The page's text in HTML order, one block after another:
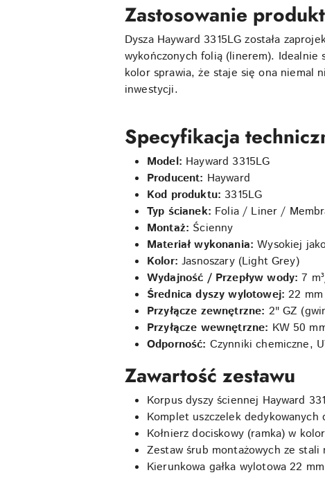
Zastosowanie
Dysza Hayward 3315LG została
wykończonych folią (linerem). Idealnie
kolor sprawia, że staje się ona niemal
inwestycji.
Specyfikacja
Model: Hayward 3315LG
Producent: Hayward
Kod produktu: 3315LG
Typ ścianek: Folia / Liner /
Montaż: Ścienny
Materiał wykonania: Wysokiej
Kolor: Jasnoszary (Light Grey)
Wydajność / Przepływ wody: 7
Średnica dyszy wylotowej: 22 mm
Przyłącze zewnętrzne: 2" GZ
Przyłącze wewnętrzne: KW 50
Odporność: Czynniki chemiczne,
Zawartość zestawu
Korpus dyszy ściennej Hayward
Komplet uszczelek dedykowanych
Kołnierz dociskowy (ramka) w
Zestaw śrub montażowych ze stali
Kierunkowa gałka wylotowa 22 mm